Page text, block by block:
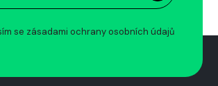
se zásadami ochrany osobních údajů